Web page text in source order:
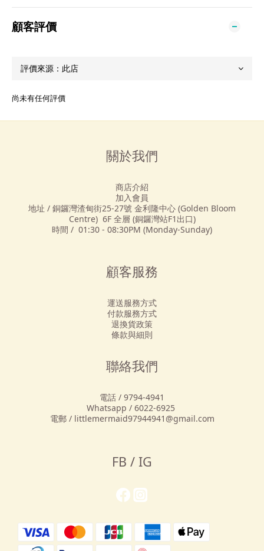
顧客評價
尚未有任何評價
關於我們
商店介紹
加入會員
地址 / 銅鑼灣渣甸街25-27號 金利隆中心 (Golden Bloom
Centre) 6F 全層 (銅鑼灣站F1出口)
時間 / 01:30 - 08:30PM (Monday-Sunday)
顧客服務
運送服務方式
付款服務方式
退換貨政策
條款與細則
聯絡我們
電話 / 9794-4941
Whatsapp / 6022-6925
電郵 / littlemermaid97944941@gmail.com
FB / IG